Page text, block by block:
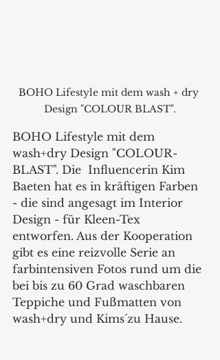
BOHO Lifestyle mit dem wash + dry
Design "COLOUR BLAST".
BOHO Lifestyle mit dem
wash+dry Design "COLOUR-
BLAST". Die  Influencerin Kim
Baeten hat es in kräftigen Farben
- die sind angesagt im Interior
Design - für Kleen-Tex
entworfen. Aus der Kooperation
gibt es eine reizvolle Serie an
farbintensiven Fotos rund um die
bei bis zu 60 Grad waschbaren
Teppiche und Fußmatten von
wash+dry und Kims´zu Hause.